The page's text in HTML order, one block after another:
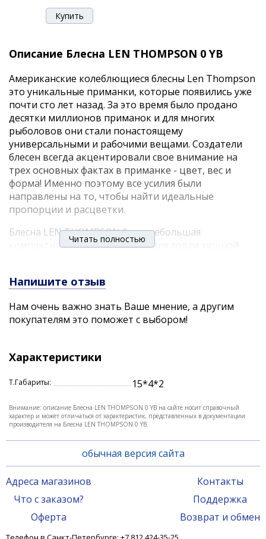
Описание Блесна LEN THOMPSON 0 YB
Американские колеблющиеся блесны Len Thompson
это уникальные приманки, которые появились уже
почти сто лет назад. За это время было продано
десятки миллионов приманок и для многих
рыболовов они стали понастоящему
универсальными и рабочими вещами. Создатели
блесен всегда акцентировали свое внимание на
трех основных фактах в приманке - цвет, вес и
форма! Именно поэтому все усилия были
направлены на то, чтобы найти идеальные
пропорции и расцветки.
Блесна LEN THOMPSON 0 это небольшая
компактная блесна созданная для ловли хищной
любую хищную рыбу.
Дополнительная чеканка на теле блесны
преломляет свет и делает блесну более заметной в
крючки и фурнитура позволяют рыболову сделать
условиями ловли.
Характеристики:
длина: 6,35 см.
вес: 17,72 гр.
Читать полностью
Напишите отзыв
Нам очень важно знать Ваше мнение, а другим
покупателям это поможет с выбором!
Характеристики
Т.Габариты: 15*4*2
Внимание: описание Блесна LEN THOMPSON 0 YB на сайте носит справочный
характер и может отличаться от характеристик, представленных в документации
производителя на Блесна LEN THOMPSON 0 YB.
обычная версия сайта
Адреса магазинов
Что с заказом?
Оферта
Контакты
Поддержка
Возврат и обмен